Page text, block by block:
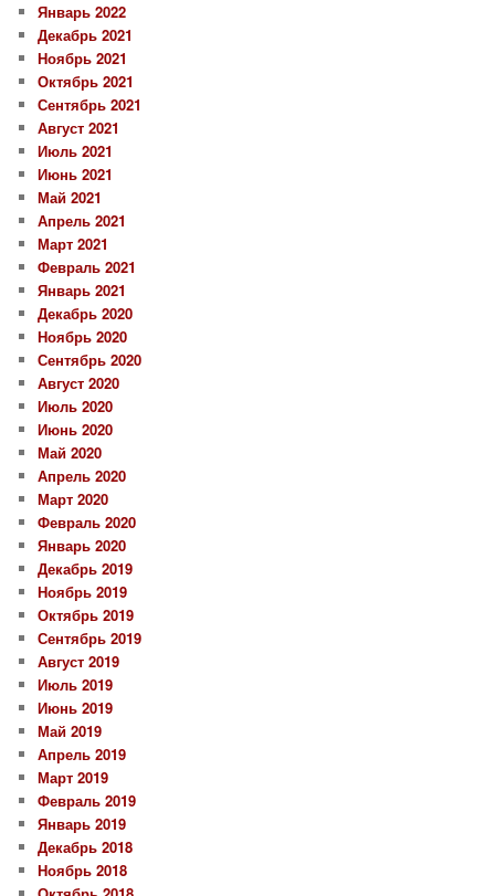
Январь 2022
Декабрь 2021
Ноябрь 2021
Октябрь 2021
Сентябрь 2021
Август 2021
Июль 2021
Июнь 2021
Май 2021
Апрель 2021
Март 2021
Февраль 2021
Январь 2021
Декабрь 2020
Ноябрь 2020
Сентябрь 2020
Август 2020
Июль 2020
Июнь 2020
Май 2020
Апрель 2020
Март 2020
Февраль 2020
Январь 2020
Декабрь 2019
Ноябрь 2019
Октябрь 2019
Сентябрь 2019
Август 2019
Июль 2019
Июнь 2019
Май 2019
Апрель 2019
Март 2019
Февраль 2019
Январь 2019
Декабрь 2018
Ноябрь 2018